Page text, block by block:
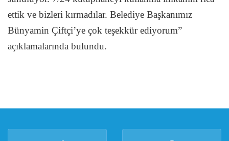
ettik ve bizleri kırmadılar. Belediye Başkanımız
Bünyamin Çiftçi’ye çok teşekkür ediyorum”
açıklamalarında bulundu.